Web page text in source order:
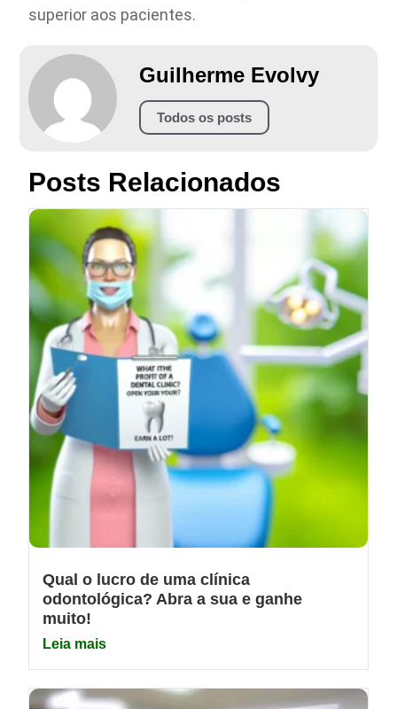
superior aos pacientes.
Guilherme Evolvy
Todos os posts
Posts Relacionados
Qual o lucro de uma clínica
odontológica? Abra a sua e ganhe
muito!
Leia mais